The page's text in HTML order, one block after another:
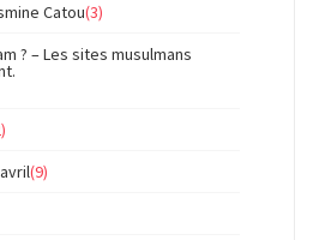
Catou(3)
? – Les sites musulmans
(9)